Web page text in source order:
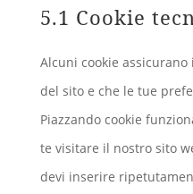
5.1 Cookie
Alcuni cookie
del sito e che le tue
Piazzando cookie
te visitare il nostro sito
devi inserire